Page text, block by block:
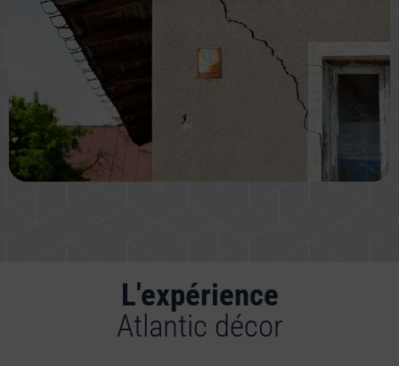
L'expérience
Atlantic décor